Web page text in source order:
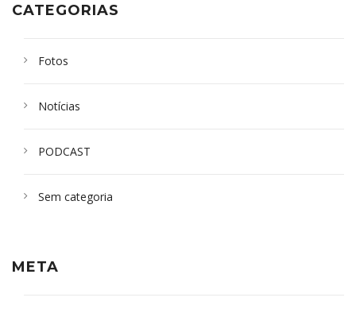
CATEGORIAS
Fotos
Notícias
PODCAST
Sem categoria
META